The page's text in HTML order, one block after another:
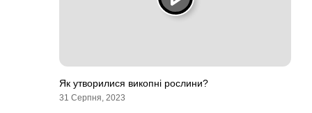
Як утворилися викопні рослини?
31 Серпня, 2023